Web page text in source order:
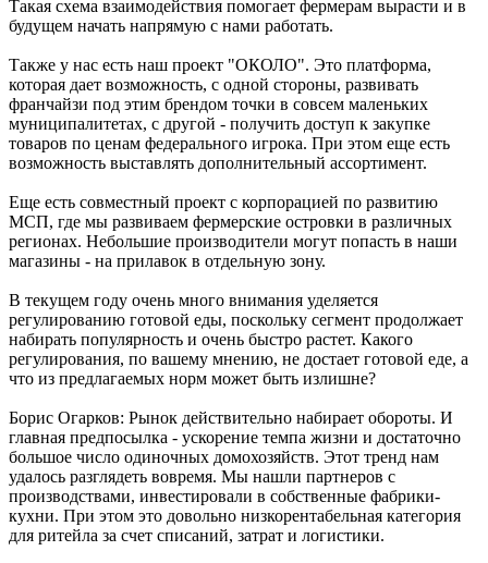
Такая схема взаимодействия помогает фермерам вырасти и в
будущем начать напрямую с нами работать.
Также у нас есть наш проект "ОКОЛО". Это платформа,
которая дает возможность, с одной стороны, развивать
франчайзи под этим брендом точки в совсем маленьких
муниципалитетах, с другой - получить доступ к закупке
товаров по ценам федерального игрока. При этом еще есть
возможность выставлять дополнительный ассортимент.
Еще есть совместный проект с корпорацией по развитию
МСП, где мы развиваем фермерские островки в различных
регионах. Небольшие производители могут попасть в наши
магазины - на прилавок в отдельную зону.
В текущем году очень много внимания уделяется
регулированию готовой еды, поскольку сегмент продолжает
набирать популярность и очень быстро растет. Какого
регулирования, по вашему мнению, не достает готовой еде, а
что из предлагаемых норм может быть излишне?
Борис Огарков: Рынок действительно набирает обороты. И
главная предпосылка - ускорение темпа жизни и достаточно
большое число одиночных домохозяйств. Этот тренд нам
удалось разглядеть вовремя. Мы нашли партнеров с
производствами, инвестировали в собственные фабрики-
кухни. При этом это довольно низкорентабельная категория
для ритейла за счет списаний, затрат и логистики.